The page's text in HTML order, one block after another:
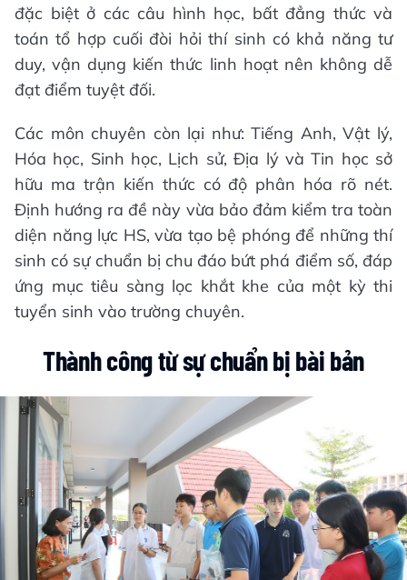
đặc biệt ở các câu hình học, bất đẳng thức và
toán tổ hợp cuối đòi hỏi thí sinh có khả năng tư
duy, vận dụng kiến thức linh hoạt nên không dễ
đạt điểm tuyệt đối.
Các môn chuyên còn lại như: Tiếng Anh, Vật lý,
Hóa học, Sinh học, Lịch sử, Địa lý và Tin học sở
hữu ma trận kiến thức có độ phân hóa rõ nét.
Định hướng ra đề này vừa bảo đảm kiểm tra toàn
diện năng lực HS, vừa tạo bệ phóng để những thí
sinh có sự chuẩn bị chu đáo bứt phá điểm số, đáp
ứng mục tiêu sàng lọc khắt khe của một kỳ thi
tuyển sinh vào trường chuyên.
Thành công từ sự chuẩn bị bài bản